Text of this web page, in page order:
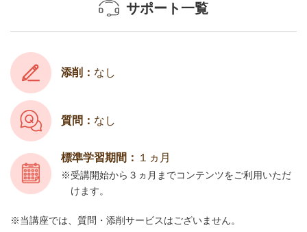
サポート一覧
添削： なし
質問： なし
標準学習期間： １ヵ月
受講開始から３ヵ月までコンテンツをご利用いただ
けます。
当講座では、質問・添削サービスはございません。